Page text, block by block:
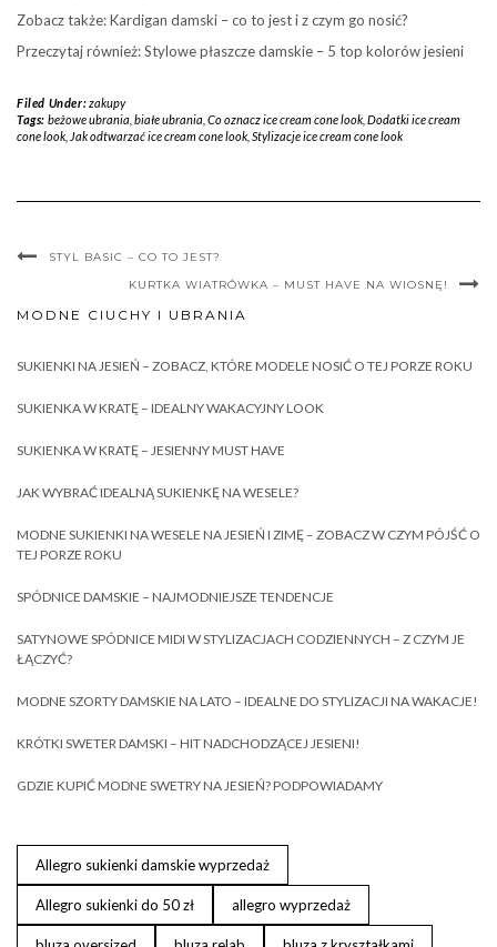
Zobacz także: Kardigan damski – co to jest i z czym go nosić?
Przeczytaj również: Stylowe płaszcze damskie – 5 top kolorów jesieni
Filed Under:zakupy
Tags: beżowe ubrania białe ubrania Co oznacz ice cream cone look, Dodatki ice cream
cone look Jak odtwarzać ice cream cone look Stylizacje ice cream cone look
STYL BASIC – CO TO JEST?
KURTKA WIATRÓWKA – MUST HAVE NA WIOSNĘ!
MODNE CIUCHY I UBRANIA
SUKIENKI NA JESIEŃ – ZOBACZ, KTÓRE MODELE NOSIĆ O TEJ PORZE ROKU
SUKIENKA W KRATĘ – IDEALNY WAKACYJNY LOOK
SUKIENKA W KRATĘ – JESIENNY MUST HAVE
JAK WYBRAĆ IDEALNĄ SUKIENKĘ NA WESELE?
MODNE SUKIENKI NA WESELE NA JESIEŃ I ZIMĘ – ZOBACZ W CZYM PÓJŚĆ O
TEJ PORZE ROKU
SPÓDNICE DAMSKIE – NAJMODNIEJSZE TENDENCJE
SATYNOWE SPÓDNICE MIDI W STYLIZACJACH CODZIENNYCH – Z CZYM JE
ŁĄCZYĆ?
MODNE SZORTY DAMSKIE NA LATO – IDEALNE DO STYLIZACJI NA WAKACJE!
KRÓTKI SWETER DAMSKI – HIT NADCHODZĄCEJ JESIENI!
GDZIE KUPIĆ MODNE SWETRY NA JESIEŃ? PODPOWIADAMY
Allegro sukienki damskie wyprzedaż
Allegro sukienki do 50 zł allegro wyprzedaż